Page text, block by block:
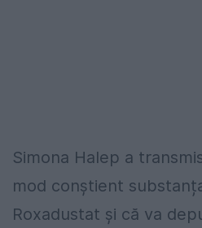
Simona Halep a
mod conștient
Roxadustat și că va